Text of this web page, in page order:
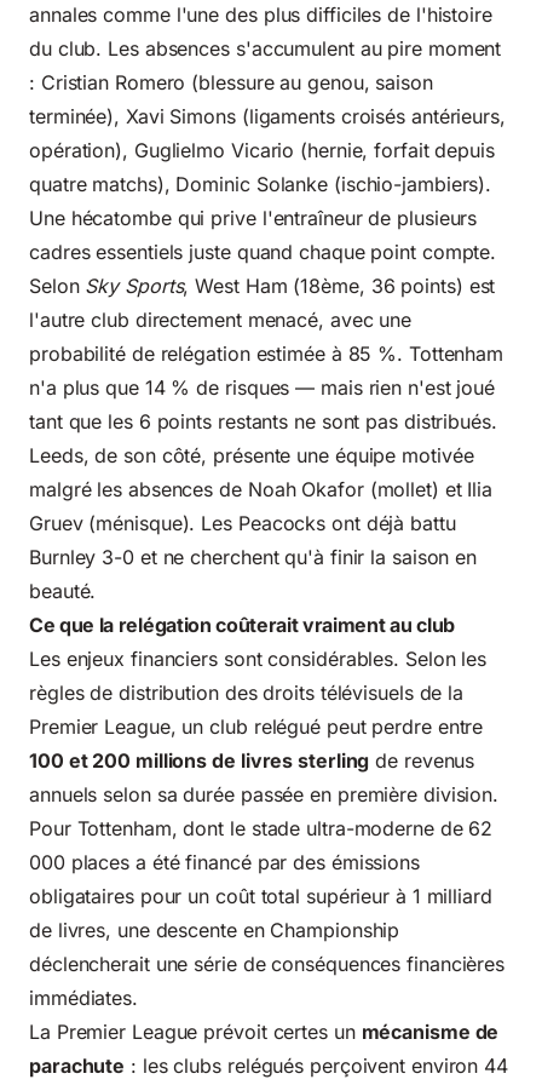
annales comme l'une des plus difficiles de l'histoire
du club. Les absences s'accumulent au pire moment
: Cristian Romero (blessure au genou, saison
terminée), Xavi Simons (ligaments croisés antérieurs,
opération), Guglielmo Vicario (hernie, forfait depuis
quatre matchs), Dominic Solanke (ischio-jambiers).
Une hécatombe qui prive l'entraîneur de plusieurs
cadres essentiels juste quand chaque point compte.
Selon Sky Sports, West Ham (18ème, 36 points) est
l'autre club directement menacé, avec une
probabilité de relégation estimée à 85 %. Tottenham
n'a plus que 14 % de risques — mais rien n'est joué
tant que les 6 points restants ne sont pas distribués.
Leeds, de son côté, présente une équipe motivée
malgré les absences de Noah Okafor (mollet) et Ilia
Gruev (ménisque). Les Peacocks ont déjà battu
Burnley 3-0 et ne cherchent qu'à finir la saison en
beauté.
Ce que la relégation coûterait vraiment au club
Les enjeux financiers sont considérables. Selon les
règles de distribution des droits télévisuels de la
Premier League, un club relégué peut perdre entre
100 et 200 millions de livres sterling de revenus
annuels selon sa durée passée en première division.
Pour Tottenham, dont le stade ultra-moderne de 62
000 places a été financé par des émissions
obligataires pour un coût total supérieur à 1 milliard
de livres, une descente en Championship
déclencherait une série de conséquences financières
immédiates.
La Premier League prévoit certes un mécanisme de
parachute : les clubs relégués perçoivent environ 44